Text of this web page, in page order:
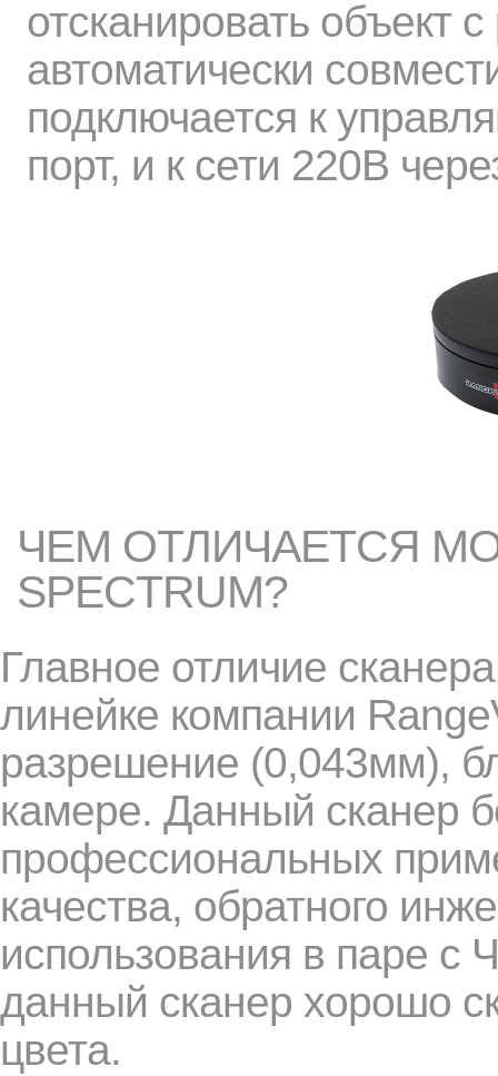
отсканировать объект
автоматически
подключается к
порт, и к сети 220В
ЧЕМ ОТЛИЧАЕТСЯ
SPECTRUM?
Главное отличие
линейке компании
разрешение (0,043мм),
камере. Данный сканер
профессиональных
качества, обратного
использования в паре с
данный сканер хорошо
цвета.